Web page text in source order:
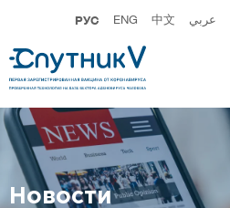
РУС ENG 中文 عربي
Новости